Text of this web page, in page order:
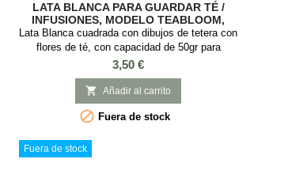
LATA BLANCA PARA GUARDAR TÉ /
INFUSIONES, MODELO TEABLOOM,
50GR
Lata Blanca cuadrada con dibujos de tetera con
flores de té, con capacidad de 50gr para
guardar el té o infusiones. Esta lata es ideal
guardar té o infusiones, es cuadrada con tapa a
presión y con Medidas: 6 x 6 x 8 cm.
Precio
3,50 €
 Añadir al carrito
 Fuera de stock
Fuera de stock